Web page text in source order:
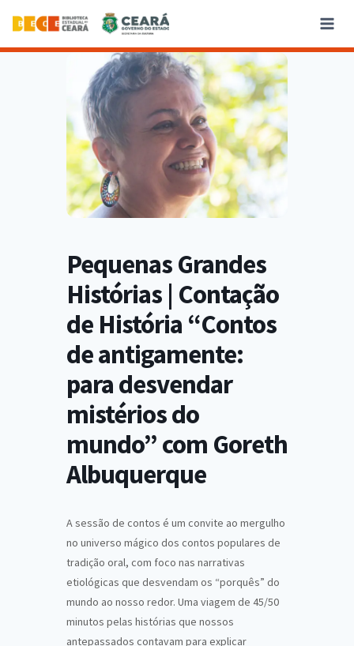
Pequenas Grandes
Histórias | Contação
de História “Contos
de antigamente:
para desvendar
mistérios do
mundo” com Goreth
Albuquerque
A sessão de contos é um convite ao mergulho
no universo mágico dos contos populares de
tradição oral, com foco nas narrativas
etiológicas que desvendam os “porquês” do
mundo ao nosso redor. Uma viagem de 45/50
minutos pelas histórias que nossos
antepassados contavam para explicar